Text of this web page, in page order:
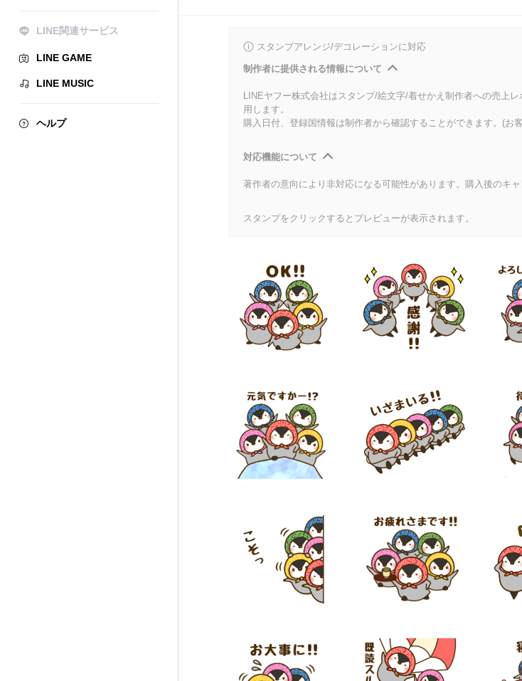
LINE関連サービス
LINE GAME
LINE MUSIC
ヘルプ
スタンプアレンジ/デコレーションに対応
制作者に提供される情報について
LINEヤフー株式会社はスタンプ/絵文字/着せかえ制作者への売上
用します。
購入日付、登録国情報は制作者から確認することができます。(お
対応機能について
著作者の意向により非対応になる可能性があります。購入後のキャ
スタンプをクリックするとプレビューが表示されます。